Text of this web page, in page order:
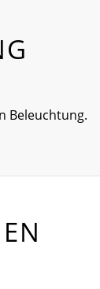
Beleuchtung.